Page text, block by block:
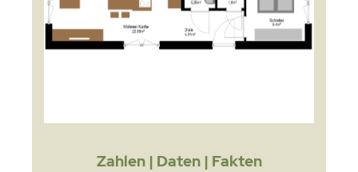
Zahlen | Daten | Fakten